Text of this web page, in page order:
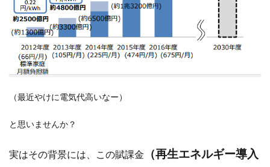
（最近やけに電気代高いなー）
と思いませんか？
実はその背景には、この賦課金
（再生エネルギー導入